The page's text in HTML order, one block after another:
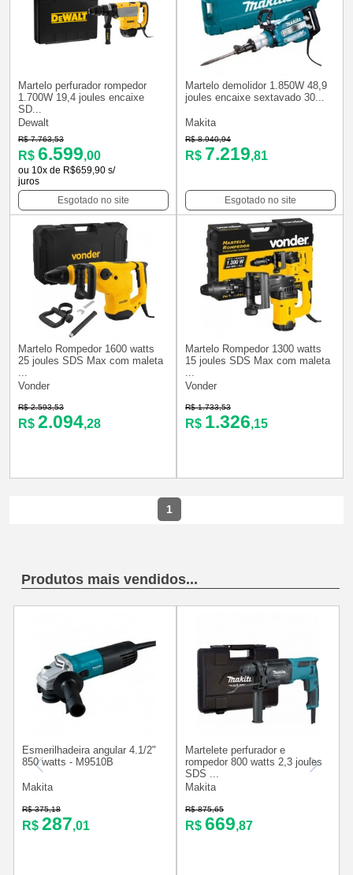
Martelo perfurador rompedor
1.700W 19,4 joules encaixe
SD...
Dewalt
R$ 7.763,53
R$ 6.599,00
ou 10x de R$659,90 s/
juros
Esgotado no site
Martelo demolidor 1.850W 48,9
joules encaixe sextavado 30...
Makita
R$ 8.940,94
R$ 7.219,81
Esgotado no site
Martelo Rompedor 1600 watts
25 joules SDS Max com maleta
Vonder
R$ 2.593,53
R$ 2.094,28
Martelo Rompedor 1300 watts
15 joules SDS Max com maleta
Vonder
R$ 1.733,53
R$ 1.326,15
1
Produtos mais vendidos...
Esmerilhadeira angular 4.1/2"
850 watts - M9510B
Makita
R$ 375,18
R$ 287,01
Martelete perfurador e
rompedor 800 watts 2,3 joules
SDS ...
Makita
R$ 875,65
R$ 669,87